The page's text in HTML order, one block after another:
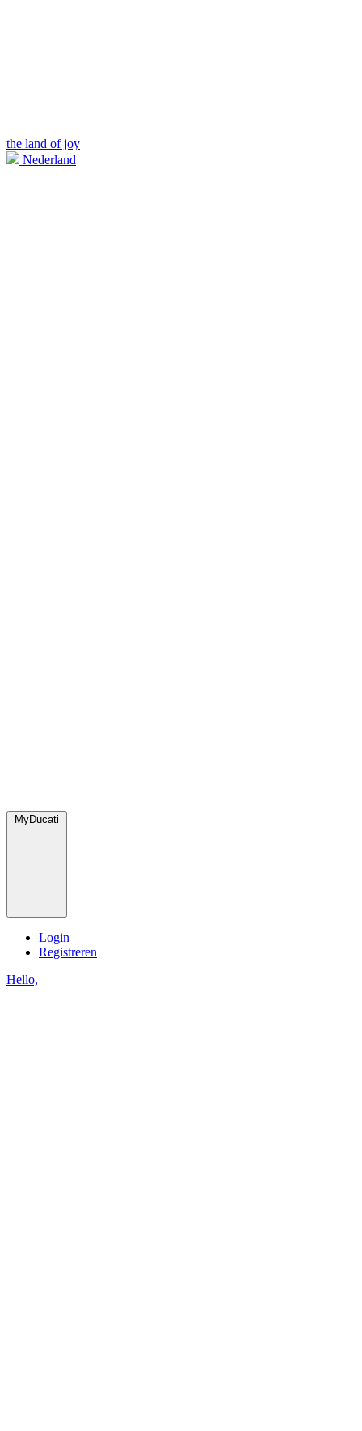
the land of joy
Nederland
MyDucati
Login
Registreren
Hello,